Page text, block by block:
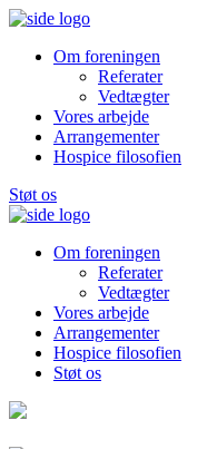
Om foreningen
Referater
Vedtægter
Vores arbejde
Arrangementer
Hospice filosofien
Støt os
Om foreningen
Referater
Vedtægter
Vores arbejde
Arrangementer
Hospice filosofien
Støt os